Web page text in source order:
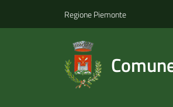
Regione Piemonte